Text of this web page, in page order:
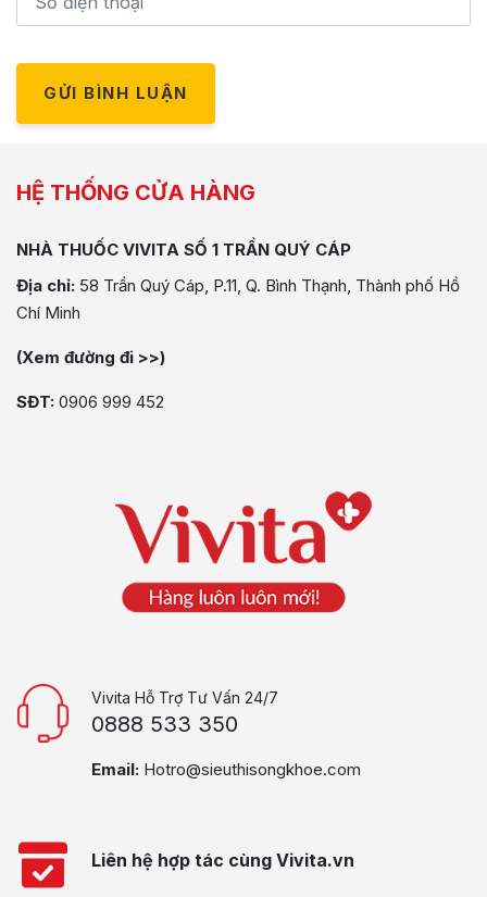
GỬI BÌNH LUẬN
HỆ THỐNG CỬA HÀNG
NHÀ THUỐC VIVITA SỐ 1 TRẦN QUÝ CÁP
Địa chỉ: 58 Trần Quý Cáp, P.11, Q. Bình Thạnh, Thành phố Hồ
Chí Minh
(Xem đường đi >>)
SĐT: 0906 999 452
Vivita Hỗ Trợ Tư Vấn 24/7
0888 533 350
Email: Hotro@sieuthisongkhoe.com
Liên hệ hợp tác cùng Vivita.vn